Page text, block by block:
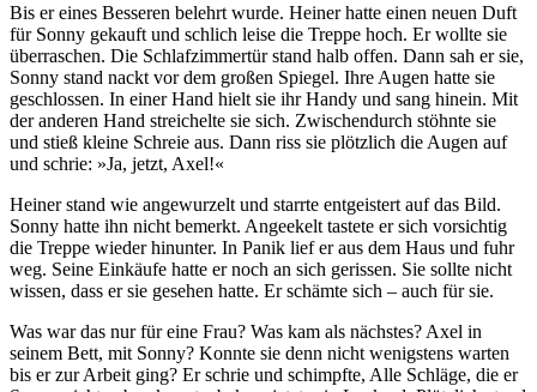
Bis er eines Besseren belehrt wurde. Heiner hatte einen neuen Duft
für Sonny gekauft und schlich leise die Treppe hoch. Er wollte sie
überraschen. Die Schlafzimmertür stand halb offen. Dann sah er sie,
Sonny stand nackt vor dem großen Spiegel. Ihre Augen hatte sie
geschlossen. In einer Hand hielt sie ihr Handy und sang hinein. Mit
der anderen Hand streichelte sie sich. Zwischendurch stöhnte sie
und stieß kleine Schreie aus. Dann riss sie plötzlich die Augen auf
und schrie: »Ja, jetzt, Axel!«
Heiner stand wie angewurzelt und starrte entgeistert auf das Bild.
Sonny hatte ihn nicht bemerkt. Angeekelt tastete er sich vorsichtig
die Treppe wieder hinunter. In Panik lief er aus dem Haus und fuhr
weg. Seine Einkäufe hatte er noch an sich gerissen. Sie sollte nicht
wissen, dass er sie gesehen hatte. Er schämte sich – auch für sie.
Was war das nur für eine Frau? Was kam als nächstes? Axel in
seinem Bett, mit Sonny? Konnte sie denn nicht wenigstens warten
bis er zur Arbeit ging? Er schrie und schimpfte, Alle Schläge, die er